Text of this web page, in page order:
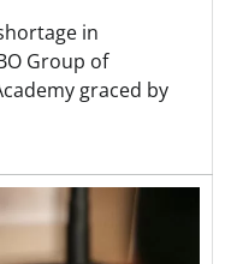
in
Group of
graced by